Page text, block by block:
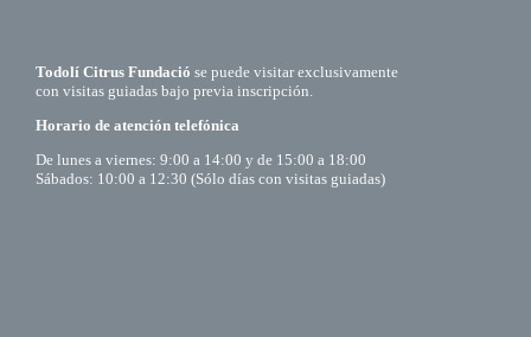
Todolí Citrus Fundació se puede visitar exclusivamente
con visitas guiadas bajo previa inscripción.
Horario de atención telefónica
De lunes a viernes: 9:00 a 14:00 y de 15:00 a 18:00
Sábados: 10:00 a 12:30 (Sólo días con visitas guiadas)